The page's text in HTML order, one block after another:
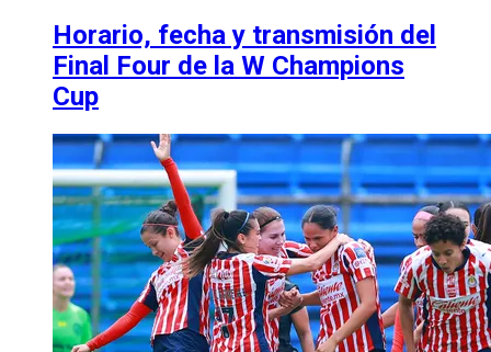
Horario, fecha y transmisión del
Final Four de la W Champions
Cup